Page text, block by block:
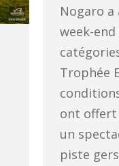
Nogaro
week-
Trophée
ont offert
un
piste